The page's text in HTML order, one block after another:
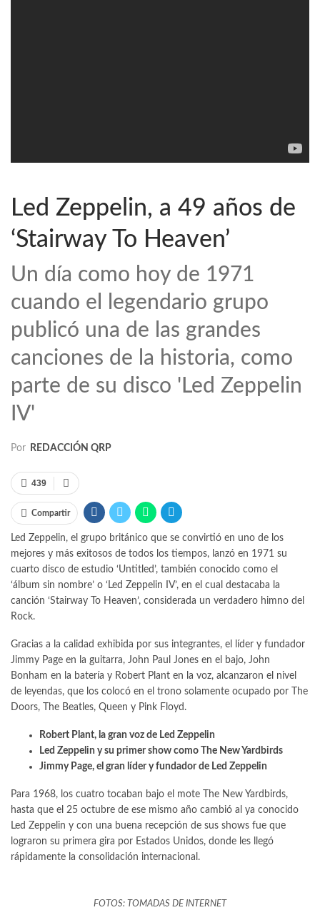
Led Zeppelin, a 49 años de
‘Stairway To Heaven’
Un día como hoy de 1971
cuando el legendario grupo
publicó una de las grandes
canciones de la historia, como
parte de su disco 'Led Zeppelin
IV'
Por REDACCIÓN QRP
439
Compartir
Led Zeppelin, el grupo británico que se convirtió en uno de los
mejores y más exitosos de todos los tiempos, lanzó en 1971 su
cuarto disco de estudio ‘Untitled’, también conocido como el
‘álbum sin nombre’ o ‘Led Zeppelin IV’, en el cual destacaba la
canción ‘Stairway To Heaven’, considerada un verdadero himno del
Rock.
Gracias a la calidad exhibida por sus integrantes, el líder y fundador
Jimmy Page en la guitarra, John Paul Jones en el bajo, John
Bonham en la batería y Robert Plant en la voz, alcanzaron el nivel
de leyendas, que los colocó en el trono solamente ocupado por The
Doors, The Beatles, Queen y Pink Floyd.
Robert Plant, la gran voz de Led Zeppelin
Led Zeppelin y su primer show como The New Yardbirds
Jimmy Page, el gran líder y fundador de Led Zeppelin
Para 1968, los cuatro tocaban bajo el mote The New Yardbirds,
hasta que el 25 octubre de ese mismo año cambió al ya conocido
Led Zeppelin y con una buena recepción de sus shows fue que
lograron su primera gira por Estados Unidos, donde les llegó
rápidamente la consolidación internacional.
FOTOS: TOMADAS DE INTERNET